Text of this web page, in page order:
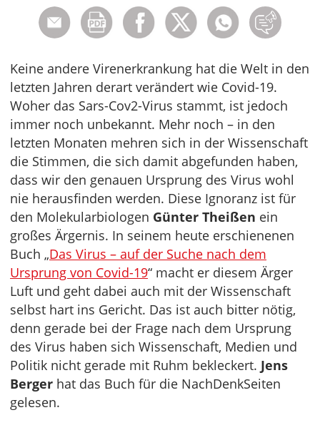
Keine andere Virenerkrankung hat die Welt in den
letzten Jahren derart verändert wie Covid-19.
Woher das Sars-Cov2-Virus stammt, ist jedoch
immer noch unbekannt. Mehr noch – in den
letzten Monaten mehren sich in der Wissenschaft
die Stimmen, die sich damit abgefunden haben,
dass wir den genauen Ursprung des Virus wohl
nie herausfinden werden. Diese Ignoranz ist für
den Molekularbiologen Günter Theißen ein
großes Ärgernis. In seinem heute erschienenen
Buch „Das Virus – auf der Suche nach dem
Ursprung von Covid-19“ macht er diesem Ärger
Luft und geht dabei auch mit der Wissenschaft
selbst hart ins Gericht. Das ist auch bitter nötig,
denn gerade bei der Frage nach dem Ursprung
des Virus haben sich Wissenschaft, Medien und
Politik nicht gerade mit Ruhm bekleckert. Jens
Berger hat das Buch für die NachDenkSeiten
gelesen.